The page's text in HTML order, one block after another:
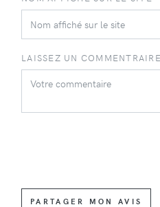
LAISSEZ UN COMMENTRAIRE
PARTAGER MON AVIS